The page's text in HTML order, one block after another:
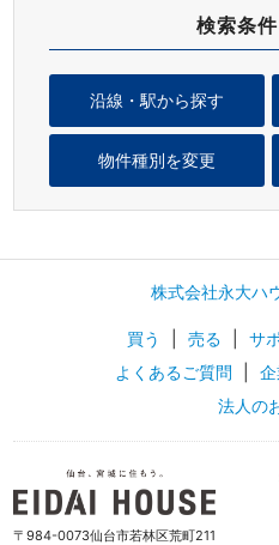
検索条
沿線・駅から探す
物件種別を変更
株式会社永大ハ
買う 売る サ
よくあるご質問
法人の
〒984-0073仙台市若林区荒町211